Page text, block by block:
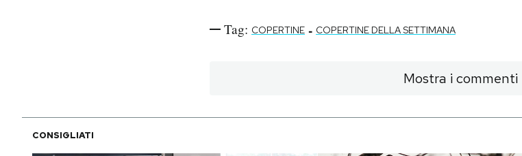
Tag: COPERTINE - COPERTINE DELLA SETTIMANA
Mostra i commenti
CONSIGLIATI